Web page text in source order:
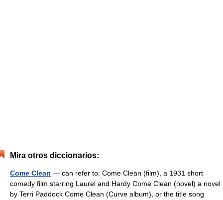
Mira otros diccionarios:
Come Clean — can refer to: Come Clean (film), a 1931 short
comedy film starring Laurel and Hardy Come Clean (novel) a novel
by Terri Paddock Come Clean (Curve album), or the title song